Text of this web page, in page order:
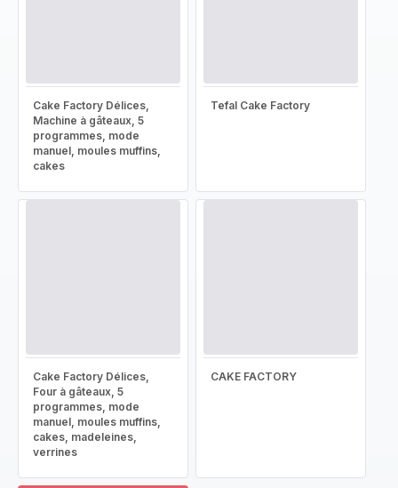
Cake Factory Délices,
Machine à gâteaux, 5
programmes, mode
manuel, moules muffins,
cakes
Tefal Cake Factory
Cake Factory Délices,
Four à gâteaux, 5
programmes, mode
manuel, moules muffins,
cakes, madeleines,
verrines
CAKE FACTORY